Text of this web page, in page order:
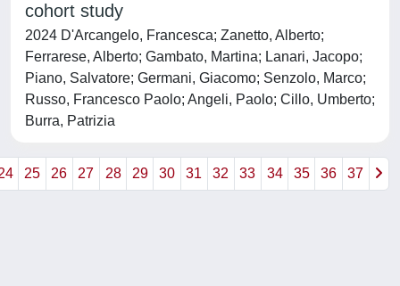
cohort study
2024 D'Arcangelo, Francesca; Zanetto, Alberto;
Ferrarese, Alberto; Gambato, Martina; Lanari, Jacopo;
Piano, Salvatore; Germani, Giacomo; Senzolo, Marco;
Russo, Francesco Paolo; Angeli, Paolo; Cillo, Umberto;
Burra, Patrizia
25 26 27 28 29 30 31 32 33 34 35 36 37